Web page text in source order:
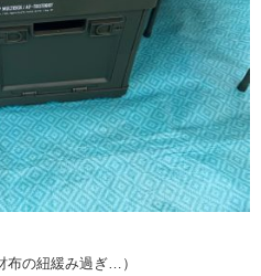
布の紐緩み過ぎ…）